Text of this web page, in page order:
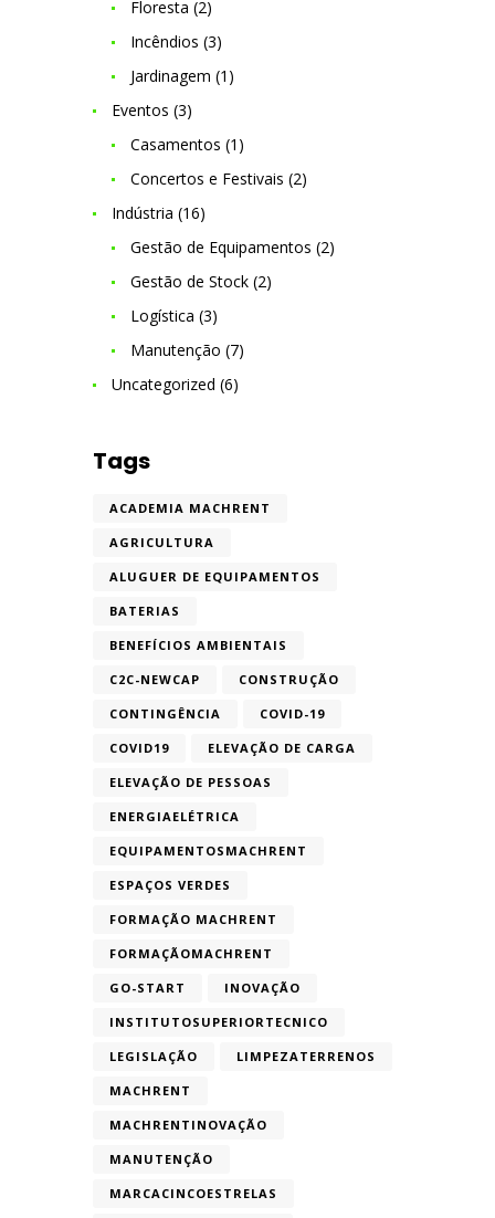
Floresta (2)
Incêndios (3)
Jardinagem (1)
Eventos (3)
Casamentos (1)
Concertos e Festivais (2)
Indústria (16)
Gestão de Equipamentos (2)
Gestão de Stock(2)
Logística (3)
Manutenção (7)
Uncategorized (6)
Tags
ACADEMIA MACHRENT
AGRICULTURA
ALUGUER DE EQUIPAMENTOS
BATERIAS
BENEFÍCIOS AMBIENTAIS
C2C-NEWCAP CONSTRUÇÃO
CONTINGÊNCIA COVID-19
COVID19 ELEVAÇÃO DE CARGA
ELEVAÇÃO DE PESSOAS
ENERGIAELÉTRICA
EQUIPAMENTOSMACHRENT
ESPAÇOS VERDES
FORMAÇÃO MACHRENT
FORMAÇÃOMACHRENT
GO-START INOVAÇÃO
INSTITUTOSUPERIORTECNICO
LEGISLAÇÃO LIMPEZATERRENOS
MACHRENT
MACHRENTINOVAÇÃO
MANUTENÇÃO
MARCACINCOESTRELAS